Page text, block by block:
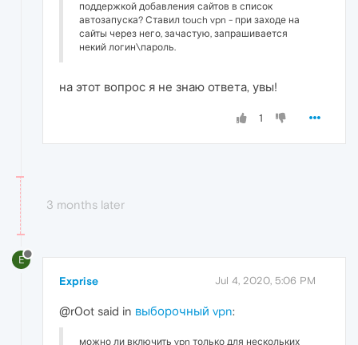
поддержкой добавления сайтов в список
автозапуска? Ставил touch vpn - при заходе на
сайты через него, зачастую, запрашивается
некий логин\пароль.
на этот вопрос я не знаю ответа, увы!
1
3 months later
E
Exprise Jul 4, 2020, 5:06 PM
@r0ot said in выборочный vpn:
можно ли включить vpn только для нескольких